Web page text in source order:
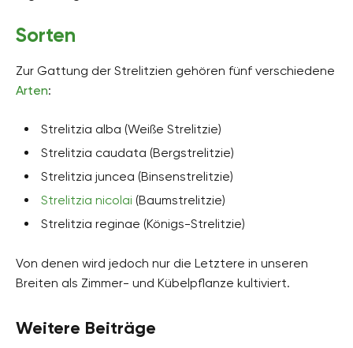
Sorten
Zur Gattung der Strelitzien gehören fünf verschiedene
Arten:
Strelitzia alba (Weiße Strelitzie)
Strelitzia caudata (Bergstrelitzie)
Strelitzia juncea (Binsenstrelitzie)
Strelitzia nicolai (Baumstrelitzie)
Strelitzia reginae (Königs-Strelitzie)
Von denen wird jedoch nur die Letztere in unseren
Breiten als Zimmer- und Kübelpflanze kultiviert.
Weitere Beiträge